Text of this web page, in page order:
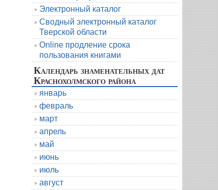
Электронный каталог
Сводный электронный каталог
Тверской области
Online продление срока
пользования книгами
Календарь знаменательных дат
Краснохолмского района
январь
февраль
март
апрель
май
июнь
июль
август